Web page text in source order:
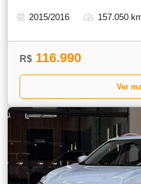
2015/2016 157.050
R$ 116.990
Ver